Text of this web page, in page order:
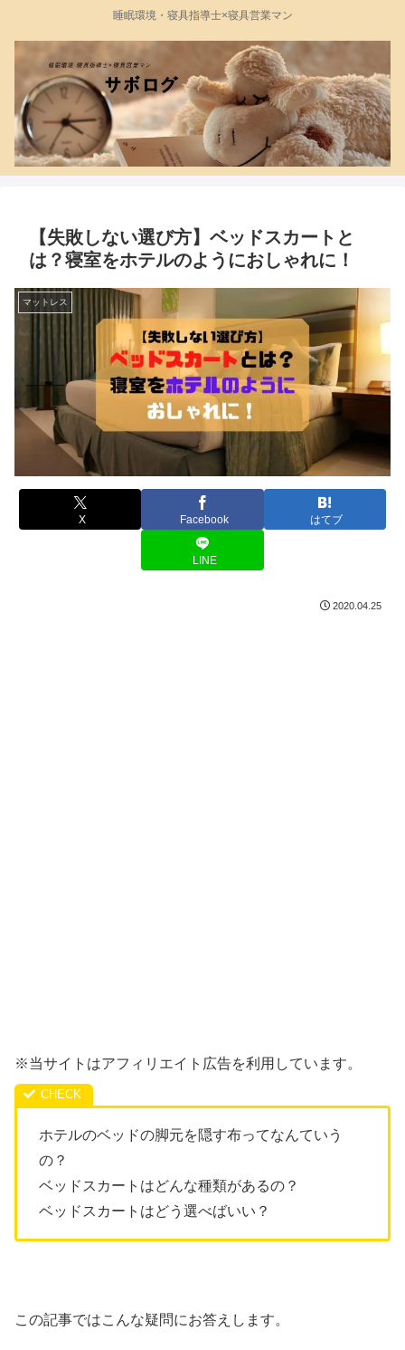
睡眠環境・寝具指導士×寝具営業マン
【失敗しない選び方】ベッドスカートと
は？寝室をホテルのようにおしゃれに！
マットレス
X Facebook はてブ
LINE
2020.04.25
※当サイトはアフィリエイト広告を利用しています。
ホテルのベッドの脚元を隠す布ってなんていう
の？
ベッドスカートはどんな種類があるの？
ベッドスカートはどう選べばいい？
この記事ではこんな疑問にお答えします。